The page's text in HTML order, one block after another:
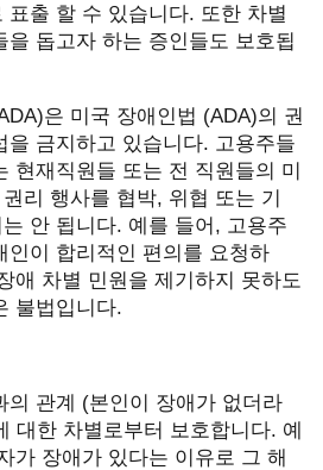
표출 할 수 있습니다. 또한 차별
을 돕고자 하는 증인들도 보호됩
은 미국 장애인법 (ADA)의 권
을 금지하고 있습니다. 고용주들
현재직원들 또는 전 직원들의 미
리 행사를 협박, 위협 또는 기
안 됩니다. 예를 들어 , 고용주
인이 합리적인 편의를 요청하
애 차별 민원을 제기하지 못하도
불법입니다.
의 관계 (본인이 장애가 없더라
대한 차별로부터 보호합니다. 예
가 장애가 있다는 이유로 그 해